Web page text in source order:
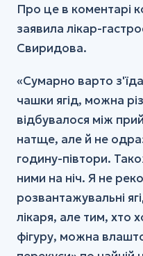
Про це в коментарі
заявила лікар-
Свиридова.
«Сумарно варто
чашки ягід, можна
відбувалося між
натще, але й не
годину-півтори.
ними на ніч. Я не
розвантажувальні
лікаря, але тим, хто
фігуру, можна